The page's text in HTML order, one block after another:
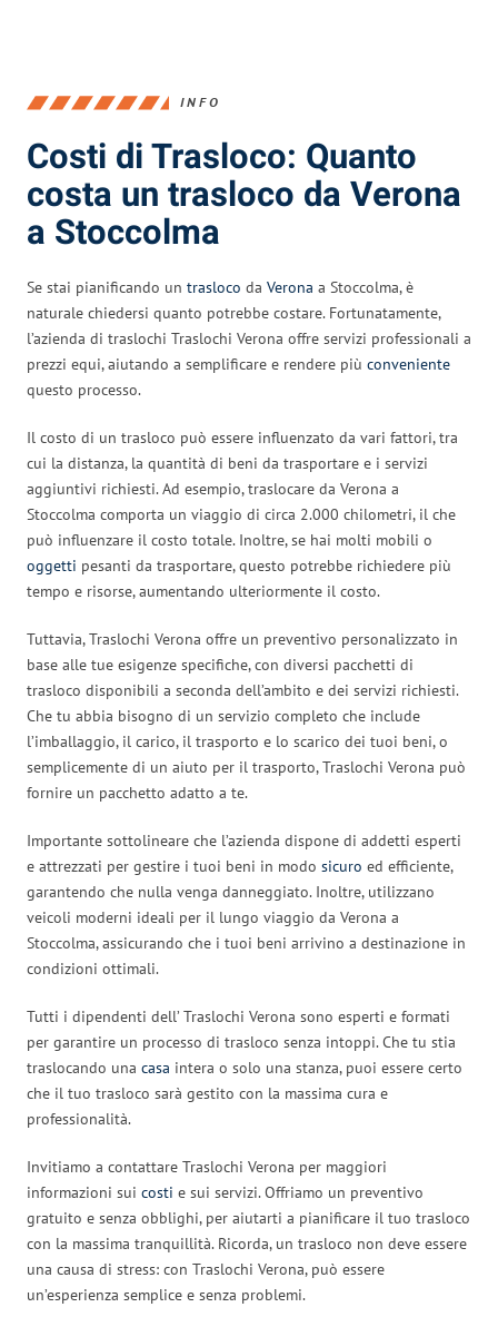
INFO
Costi di Trasloco: Quanto
costa un trasloco da Verona
a Stoccolma
Se stai pianificando un trasloco da Verona a Stoccolma, è
naturale chiedersi quanto potrebbe costare. Fortunatamente,
l’azienda di traslochi Traslochi Verona offre servizi professionali a
prezzi equi, aiutando a semplificare e rendere più conveniente
questo processo.
Il costo di un trasloco può essere influenzato da vari fattori, tra
cui la distanza, la quantità di beni da trasportare e i servizi
aggiuntivi richiesti. Ad esempio, traslocare da Verona a
Stoccolma comporta un viaggio di circa 2.000 chilometri, il che
può influenzare il costo totale. Inoltre, se hai molti mobili o
oggetti pesanti da trasportare, questo potrebbe richiedere più
tempo e risorse, aumentando ulteriormente il costo.
Tuttavia, Traslochi Verona offre un preventivo personalizzato in
base alle tue esigenze specifiche, con diversi pacchetti di
trasloco disponibili a seconda dell’ambito e dei servizi richiesti.
Che tu abbia bisogno di un servizio completo che include
l’imballaggio, il carico, il trasporto e lo scarico dei tuoi beni, o
semplicemente di un aiuto per il trasporto, Traslochi Verona può
fornire un pacchetto adatto a te.
Importante sottolineare che l’azienda dispone di addetti esperti
e attrezzati per gestire i tuoi beni in modo sicuro ed efficiente,
garantendo che nulla venga danneggiato. Inoltre, utilizzano
veicoli moderni ideali per il lungo viaggio da Verona a
Stoccolma, assicurando che i tuoi beni arrivino a destinazione in
condizioni ottimali.
Tutti i dipendenti dell’ Traslochi Verona sono esperti e formati
per garantire un processo di trasloco senza intoppi. Che tu stia
traslocando una casa intera o solo una stanza, puoi essere certo
che il tuo trasloco sarà gestito con la massima cura e
professionalità.
Invitiamo a contattare Traslochi Verona per maggiori
informazioni sui costi e sui servizi. Offriamo un preventivo
gratuito e senza obblighi, per aiutarti a pianificare il tuo trasloco
con la massima tranquillità. Ricorda, un trasloco non deve essere
una causa di stress: con Traslochi Verona, può essere
un’esperienza semplice e senza problemi.